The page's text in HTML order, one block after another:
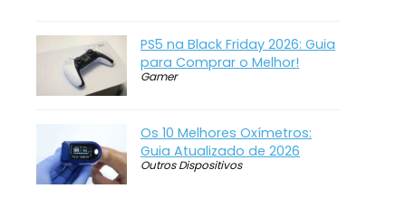
PS5 na Black Friday 2026: Guia
para Comprar o Melhor!
Gamer
Os 10 Melhores Oxímetros:
Guia Atualizado de 2026
Outros Dispositivos